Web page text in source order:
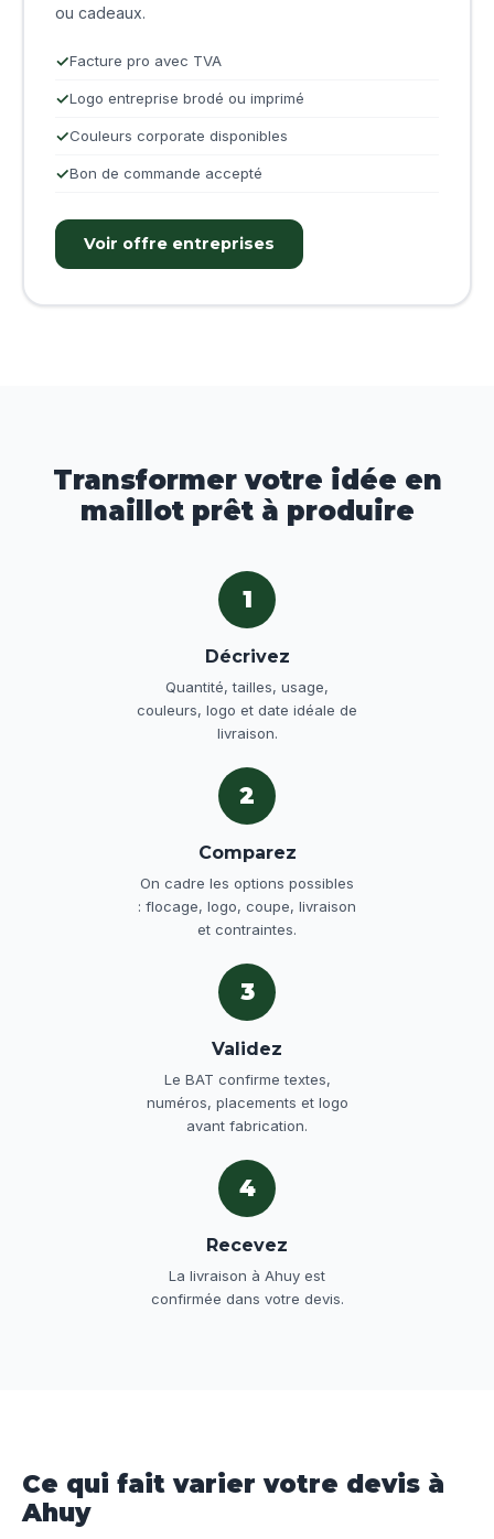
ou cadeaux.
Facture pro avec TVA
Logo entreprise brodé ou imprimé
Couleurs corporate disponibles
Bon de commande accepté
Voir offre entreprises
Transformer votre idée en
maillot prêt à produire
1
Décrivez
Quantité, tailles, usage,
couleurs, logo et date idéale de
livraison.
2
Comparez
On cadre les options possibles
: flocage, logo, coupe, livraison
et contraintes.
3
Validez
Le BAT confirme textes,
numéros, placements et logo
avant fabrication.
4
Recevez
La livraison à Ahuy est
confirmée dans votre devis.
Ce qui fait varier votre devis à
Ahuy